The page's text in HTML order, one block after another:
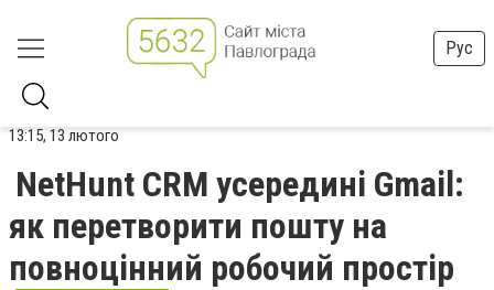
Рус
13:15, 13 лютого
NetHunt CRM усередині Gmail:
як перетворити пошту на
повноцінний робочий простір